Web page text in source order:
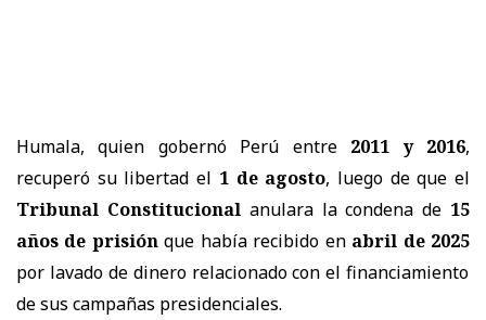
Humala, quien gobernó Perú entre 2011 y 2016,
recuperó su libertad el 1 de agosto, luego de que el
Tribunal Constitucionalanulara la condena de 15
años de prisiónque había recibido en abril de 2025
por lavado de dinero relacionado con el financiamiento
de sus campañas presidenciales.